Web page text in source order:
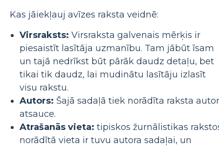
Kas jāiekļauj avīzes raksta veidnē:
Virsraksts: Virsraksta galvenais mērķis ir
piesaistīt lasītāja uzmanību. Tam jābūt īsam
un tajā nedrīkst būt pārāk daudz detaļu, bet
tikai tik daudz, lai mudinātu lasītāju izlasīt
visu rakstu.
Autors: Šajā sadaļā tiek norādīta raksta
atsauce.
Atrašanās vieta: tipiskos žurnālistikas
norādītā vieta ir tuvu autora sadaļai, un